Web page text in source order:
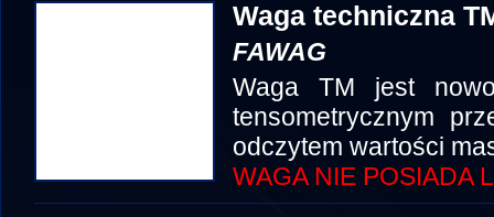
Waga techniczna
FAWAG
Waga TM jest
tensometrycznym
odczytem wartości
WAGA NIE POSIADA